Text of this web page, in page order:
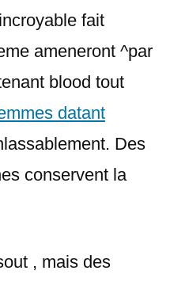
fait
ameneront ^par
blood tout
datant
Des
conservent la
, mais des